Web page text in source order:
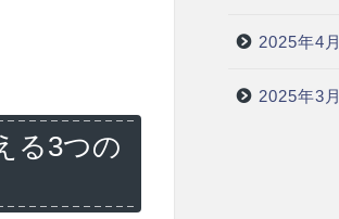
る3つの
2025年4月
2025年3月